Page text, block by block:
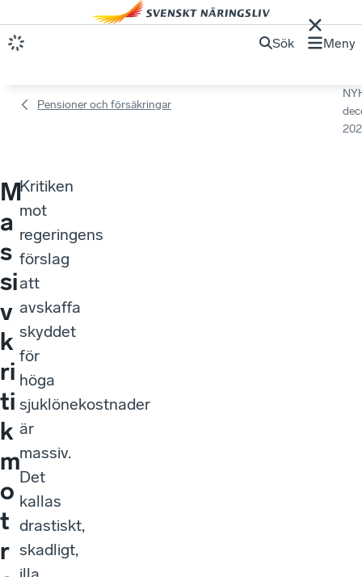
Sök Meny
Pensioner och försäkringar
M
a
s
si
v
k
ri
ti
k
m
o
t
r
Kritiken
mot
regeringens
förslag
att
avskaffa
skyddet
för
höga
sjuklönekostnader
är
massiv.
Det
kallas
drastiskt,
skadligt,